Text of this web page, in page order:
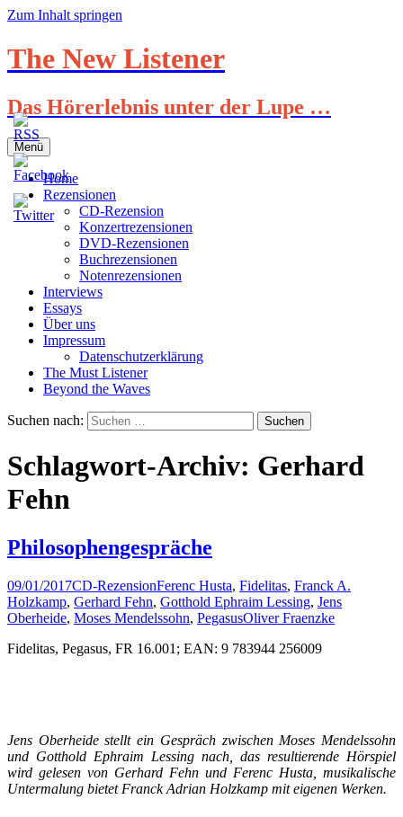
Zum Inhalt springen
The New Listener
Das Hörerlebnis unter der Lupe …
Menü
Home
Rezensionen
CD-Rezension
Konzertrezensionen
DVD-Rezensionen
Buchrezensionen
Notenrezensionen
Interviews
Essays
Über uns
Impressum
Datenschutzerklärung
The Must Listener
Beyond the Waves
Suchen nach:
Schlagwort-Archiv: Gerhard
Fehn
Philosophengespräche
09/01/2017CD-RezensionFerenc Husta, Fidelitas, Franck A.
Holzkamp, Gerhard Fehn, Gotthold Ephraim Lessing, Jens
Oberheide, Moses Mendelssohn, PegasusOliver Fraenzke
Fidelitas, Pegasus, FR 16.001; EAN: 9 783944 256009
Jens Oberheide stellt ein Gespräch zwischen Moses Mendelssohn
und Gotthold Ephraim Lessing nach, das resultierende Hörspiel
wird gelesen von Gerhard Fehn und Ferenc Husta, musikalische
Untermalung bietet Franck Adrian Holzkamp mit eigenen Werken.